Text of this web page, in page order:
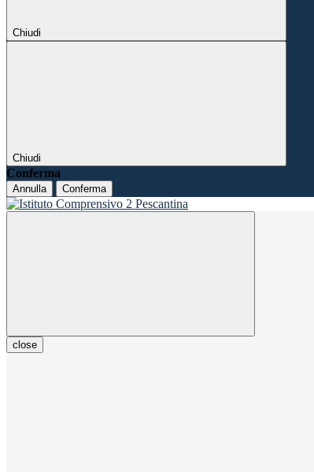
Chiudi
Chiudi
Conferma
Annulla Conferma
close